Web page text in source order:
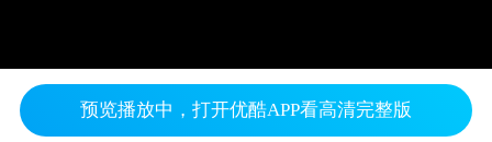
预览播放中，打开优酷APP看高清完整版